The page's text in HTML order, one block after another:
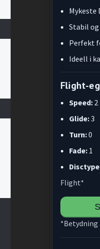
Stabil
Perfekt
Ideell i
Flight-
Speed: 2
Glide:3
Turn:0
Fade: 1
Flight*
*Betydning